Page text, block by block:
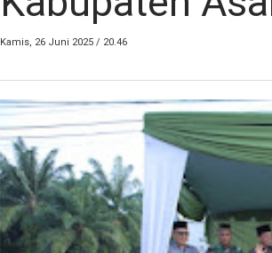
Kamis, 26 Juni 2025 / 20.46